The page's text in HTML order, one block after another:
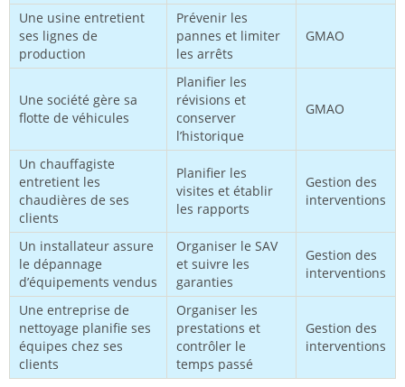
Une usine entretient
ses lignes de
production
Prévenir les
pannes et limiter
les arrêts
GMAO
Une société gère sa
flotte de véhicules
Planifier les
révisions et
conserver
l’historique
GMAO
Un chauffagiste
entretient les
chaudières de ses
clients
Planifier les
visites et établir
les rapports
Gestion des
interventions
Un installateur assure
le dépannage
d’équipements vendus
Organiser le SAV
et suivre les
garanties
Gestion des
interventions
Une entreprise de
nettoyage planifie ses
équipes chez ses
clients
Organiser les
prestations et
contrôler le
temps passé
Gestion des
interventions